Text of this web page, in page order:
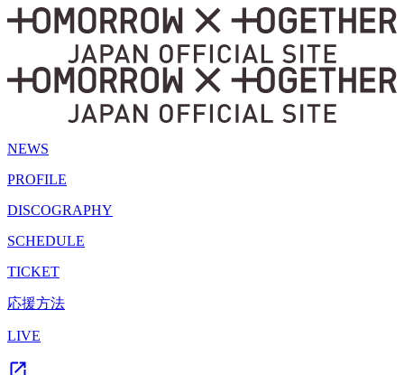
NEWS
PROFILE
DISCOGRAPHY
SCHEDULE
TICKET
応援方法
LIVE